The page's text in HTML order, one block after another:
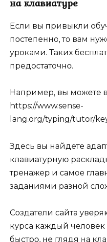
на клавиатуре
Если вы привыкли
постепенно, то вам
уроками. Таких
предостаточно.
Например, вы можете
https://www.sense-
lang.org/typing/tutor/
Здесь вы найдете
клавиатурную
тренажер и самое
заданиями разной
Создатели сайта
курса каждый человек
быстро, не глядя на